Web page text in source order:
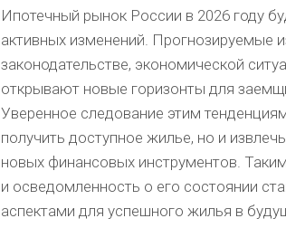
Ипотечный рынок России в 2026 году
активных изменений. Прогнозируемые
законодательстве, экономической
открывают новые горизонты для
Уверенное следование этим
получить доступное жилье, но и
новых финансовых инструментов.
и осведомленность о его состоянии
аспектами для успешного жилья в